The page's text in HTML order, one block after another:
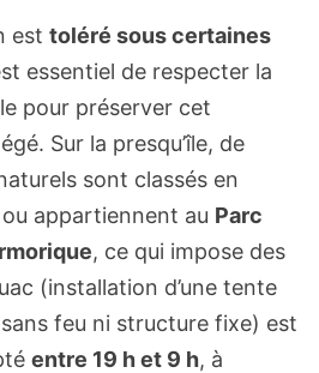
est toléré sous certaines
essentiel de respecter la
pour préserver cet
Sur la presqu’île, de
sont classés en
appartiennent au Parc
, ce qui impose des
(installation d’une tente
feu ni structure fixe) est
entre 19 h et 9 h, à